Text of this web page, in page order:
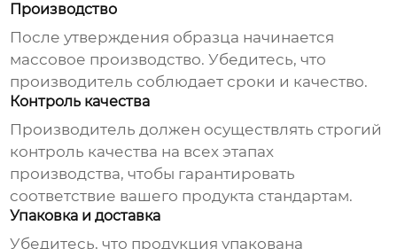
Производство
После утверждения образца начинается
массовое производство. Убедитесь, что
производитель соблюдает сроки и качество.
Контроль качества
Производитель должен осуществлять строгий
контроль качества на всех этапах
производства, чтобы гарантировать
соответствие вашего продукта стандартам.
Упаковка и доставка
Убедитесь, что продукция упакована